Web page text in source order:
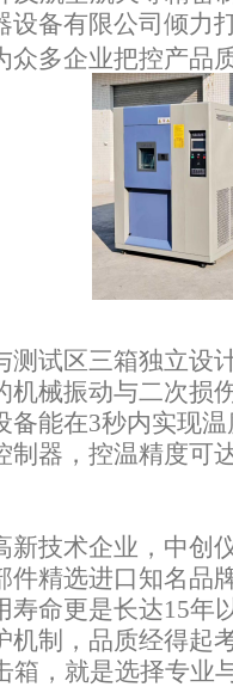
设备有限公司倾力
多企业把控产品
测试区三箱独立设
机械振动与二次损
备能在3秒内实现
制器，控温精度可
新技术企业，中创
件精选进口知名品
寿命更是长达15年
制，品质经得起考
箱，就是选择专业